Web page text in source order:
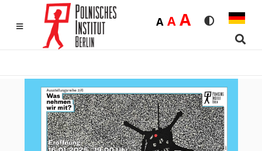
Rozmiar
ADomyślna
AŚrednia
ADużaWersja